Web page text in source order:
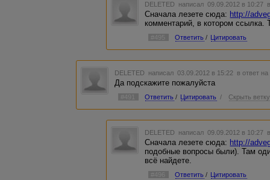
DELETED написал 09.09.2012 в 10:27
Сначала лезете сюда: http://
комментарий, в котором ссылка.
#495 Ответить / Цитировать
DELETED написал 03.09.2012 в 15:22 в ответ
Да подскажите пожалуйста
#491 Ответить / Цитировать / Скрыть ветку
DELETED написал 09.09.2012 в 10:27
Сначала лезете сюда: http://
подобные вопросы были). Там
всё найдете.
#496 Ответить / Цитировать